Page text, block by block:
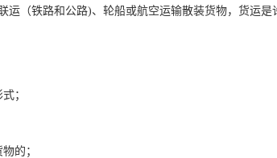
运（铁路和公路)、轮船或航空运输散装货物，货运
；
的；